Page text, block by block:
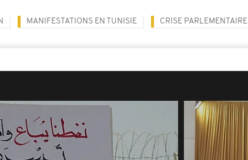
MANIFESTATIONS EN TUNISIE CRISE PARLEMENTAIRE